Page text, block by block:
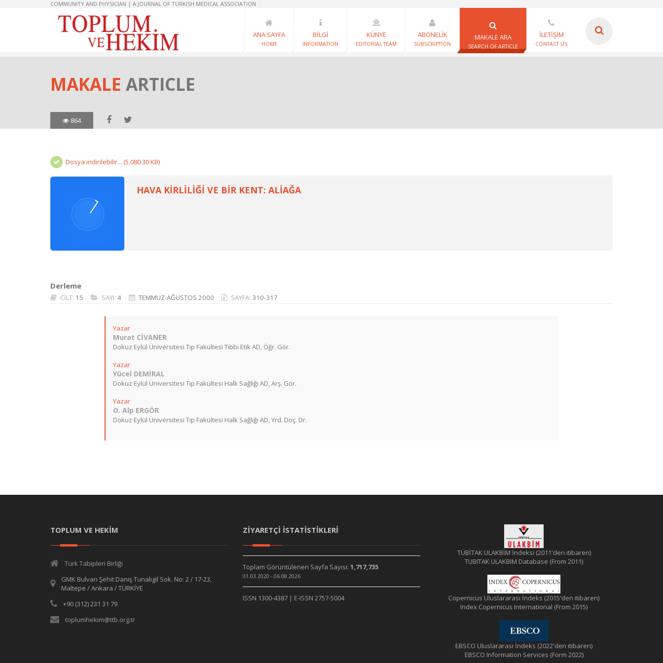
COMMUNITY AND PHYSICIAN | A JOURNAL OF TURKISH MEDICAL ASSOCIATION
ANA SAYFA
HOME
BİLGİ
INFORMATION
KÜNYE
EDITORIAL TEAM
ABONELİK
SUBSCRIPTION
MAKALE ARA
SEARCH OF ARTICLE
İLETİŞİM
CONTACT US
MAKALE ARTICLE
864
Dosya indirilebilir... (5,080.30 KB)
HAVA KİRLİLİĞİ VE BİR KENT: ALİAĞA
Derleme
CİLT: 15 SAYI: 4 TEMMUZ-AĞUSTOS 2000 SAYFA: 310-317
Yazar
Murat CİVANER
Dokuz Eylül Üniversitesi Tıp Fakültesi Tıbbi Etik AD, Öğr. Gör.
Yazar
Yücel DEMİRAL
Dokuz Eylül Üniversitesi Tıp Fakültesi Halk Sağlığı AD, Arş. Gör.
Yazar
O. Alp ERGÖR
Dokuz Eylül Üniversitesi Tıp Fakültesi Halk Sağlığı AD, Yrd. Doç. Dr.
TOPLUM VE HEKİM
Türk Tabipleri Birliği
GMK Bulvarı Şehit Daniş Tunalıgil Sok. No: 2 / 17-23,
Maltepe / Ankara / TÜRKİYE
+90 (312) 231 31 79
toplumhekim@ttb.org.tr
ZİYARETÇİ İSTATİSTİKLERİ
Toplam Görüntülenen Sayfa Sayısı: 1,717,735
01.03.2020 - 06.08.2026
ISSN 1300-4387 | E-ISSN 2757-5004
TÜBİTAK ULAKBİM İndeksi (2011'den itibaren)
TUBITAK ULAKBIM Database (From 2011)
Copernicus Uluslararası İndeks (2015'den itibaren)
Index Copernicus International (From 2015)
EBSCO Uluslararası İndeks (2022'den itibaren)
EBSCO Information Services (Form 2022)